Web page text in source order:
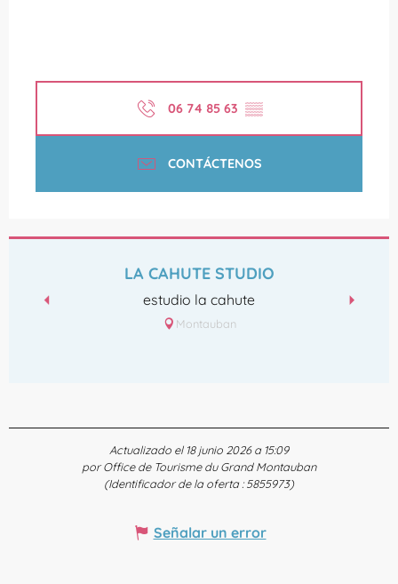
06 74 85 63 ▒▒
CONTÁCTENOS
LA CAHUTE STUDIO
estudio la cahute
Montauban
Actualizado el 18 junio 2026 a 15:09
por Office de Tourisme du Grand Montauban
(Identificador de la oferta :5855973)
Señalar un error